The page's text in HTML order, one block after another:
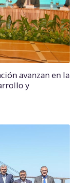
avanzan en la
y